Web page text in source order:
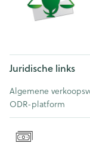
Juridische links
Algemene
ODR-platform